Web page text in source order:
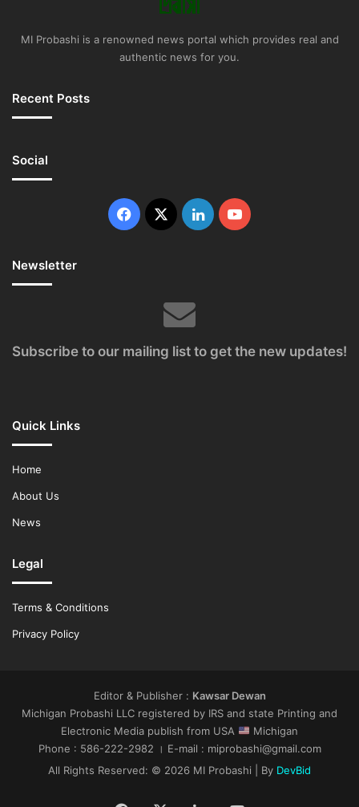
MI Probashi is a renowned news portal which provides real and
authentic news for you.
Recent Posts
Social
Facebook
X LinkedInYouTube
Newsletter
Subscribe to our mailing list to get the new updates!
Quick Links
Home
About Us
News
Legal
Terms & Conditions
Privacy Policy
Editor & Publisher : Kawsar Dewan
Michigan Probashi LLC registered by IRS and state Printing and
Electronic Media publish from USA
Michigan
Phone : 586-222-2982 । E-mail : miprobashi@gmail.com
All Rights Reserved: © 2026 MI Probashi | By DevBid